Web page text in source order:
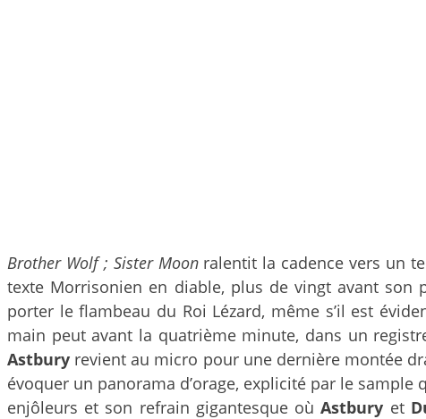
Brother Wolf ; Sister Moonralentit la cadence vers un
texte Morrisonien en diable, plus de vingt avant son
porter le flambeau du Roi Lézard, même s’il est
main peut avant la quatrième minute, dans un
Astbury revient au micro pour une dernière montée
évoquer un panorama d’orage, explicité par le sample
enjôleurs et son refrain gigantesque oùAstbury et